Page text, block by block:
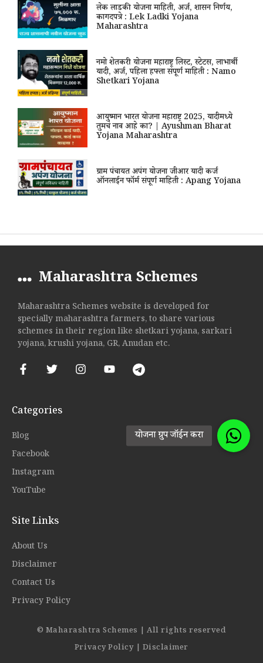
लेक लाडकी योजना माहिती, अर्ज, शासन निर्णय,
कागदपत्रे : Lek Ladki Yojana
Maharashtra
नमो शेतकरी योजना महाराष्ट्र लिस्ट, स्टेटस, लाभार्थी
यादी, अर्ज, पहिला हफ्ता संपूर्ण माहिती : Namo
Shetkari Yojana
आयुष्मान भारत योजना महाराष्ट्र 2025, यादीमध्ये
तुमचं नाव आहे का? | Ayushman Bharat
Yojana Maharashtra
ग्राम पंचायत अपंग योजना जीआर यादी कर्ज
ऑनलाईन फॉर्म संपूर्ण माहिती : Apang Yojana
Maharashtra Schemes
Maharashtra Schemes website is developed for
specially maharashtra farmers, to share various
schemes in their region like shetkari yojana, sarkari
yojana, krushi yojana, GR, Anudan etc.
Categories
Blog
Facebook
Instagram
YouTube
Site Links
About Us
Disclaimer
Contact Us
Privacy Policy
© Maharashtra Schemes | All rights reserved
Privacy Policy| Disclaimer